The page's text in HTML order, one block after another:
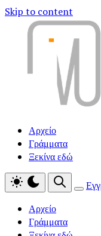
Skip to content
Αρχείο
Γράμματα
Ξεκίνα εδώ
Αρχείο
Γράμματα